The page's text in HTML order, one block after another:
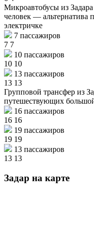
Микроавтобусы из Задара
человек — альтернатива
электричке
7 пассажиров
7 7
10 пассажиров
10 10
13 пассажиров
13 13
Групповой трансфер из
путешествующих
16 пассажиров
16 16
19 пассажиров
19 19
13 пассажиров
13 13
Задар на карте